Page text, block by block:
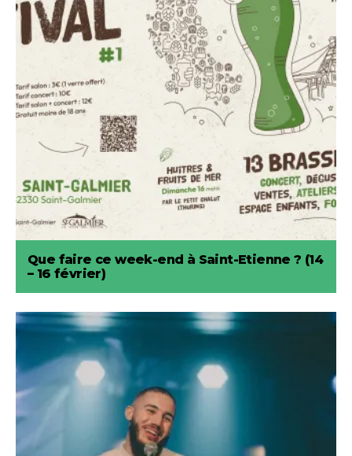
Que faire ce week-end à Saint-Etienne ? (14
– 16 février)